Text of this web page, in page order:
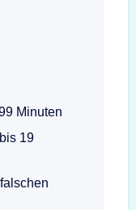
Minuten
19